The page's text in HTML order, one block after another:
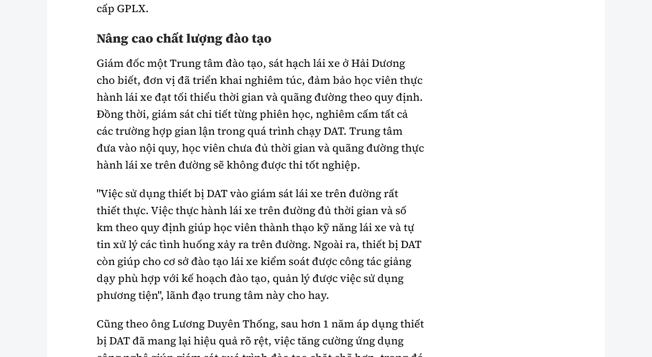
cấp GPLX.
Nâng cao chất lượng đào tạo
Giám đốc một Trung tâm đào tạo, sát hạch lái xe ở Hải Dương
cho biết, đơn vị đã triển khai nghiêm túc, đảm bảo học viên thực
hành lái xe đạt tối thiểu thời gian và quãng đường theo quy định.
Ðồng thời, giám sát chi tiết từng phiên học, nghiêm cấm tất cả
các trường hợp gian lận trong quá trình chạy DAT. Trung tâm
đưa vào nội quy, học viên chưa đủ thời gian và quãng đường thực
hành lái xe trên đường sẽ không được thi tốt nghiệp.
"Việc sử dụng thiết bị DAT vào giám sát lái xe trên đường rất
thiết thực. Việc thực hành lái xe trên đường đủ thời gian và số
km theo quy định giúp học viên thành thạo kỹ năng lái xe và tự
tin xử lý các tình huống xảy ra trên đường. Ngoài ra, thiết bị DAT
còn giúp cho cơ sở đào tạo lái xe kiểm soát được công tác giảng
dạy phù hợp với kế hoạch đào tạo, quản lý được việc sử dụng
phương tiện", lãnh đạo trung tâm này cho hay.
Cũng theo ông Lương Duyên Thống, sau hơn 1 năm áp dụng thiết
bị DAT đã mang lại hiệu quả rõ rệt, việc tăng cường ứng dụng